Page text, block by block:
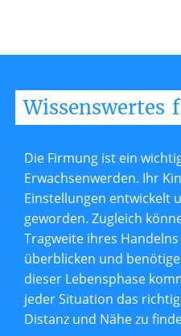
Wissenswertes
Die Firmung ist ein
Erwachsenwerden. Ihr
Einstellungen entwickelt
geworden. Zugleich
Tragweite ihres
überblicken und
dieser Lebensphase
jeder Situation das
Distanz und Nähe zu